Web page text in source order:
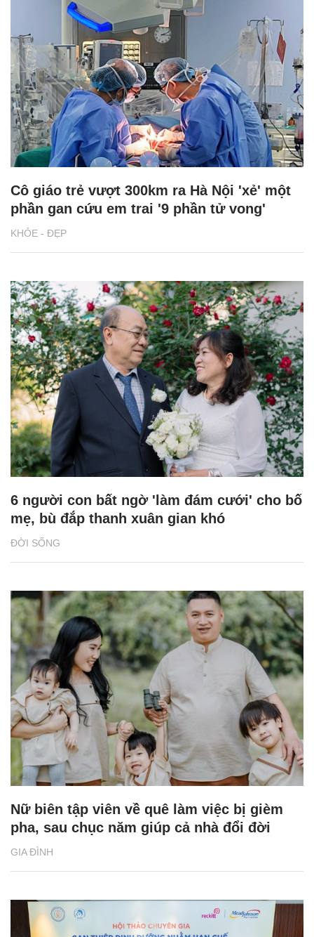
KHỎE - ĐẸP
Cô giáo trẻ vượt 300km ra Hà Nội 'xẻ' một
phần gan cứu em trai '9 phần tử vong'
ĐỜI SỐNG
6 người con bất ngờ 'làm đám cưới' cho bố
mẹ, bù đắp thanh xuân gian khó
GIA ĐÌNH
Nữ biên tập viên về quê làm việc bị gièm
pha, sau chục năm giúp cả nhà đổi đời